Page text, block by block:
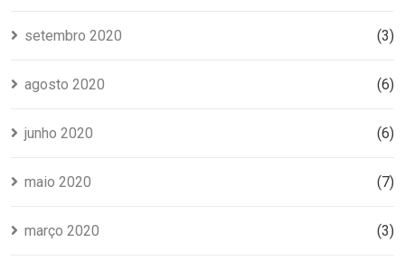
setembro 2020 (3)
agosto 2020 (6)
junho 2020 (6)
maio 2020 (7)
março 2020 (3)